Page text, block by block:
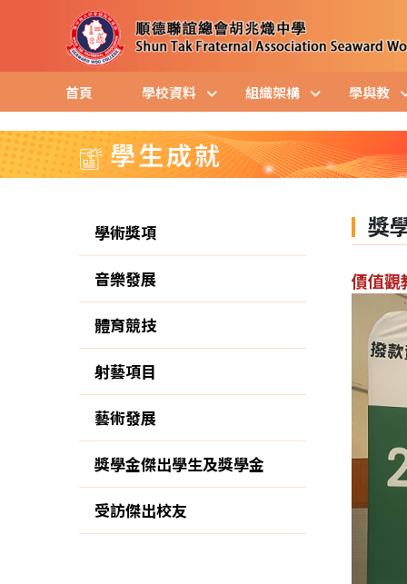
首頁 學校資料 組織架構 學與教
學生成就
學術獎項
音樂發展
體育競技
射藝項目
藝術發展
獎學金傑出學生及獎學金
受訪傑出校友
獎
價值觀